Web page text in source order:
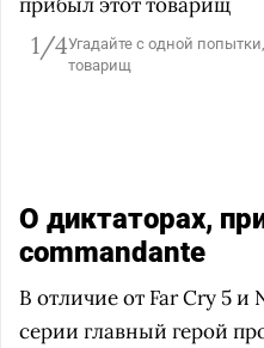
1/4Угадайте с одной
товарищ
О диктаторах,
commandante
В отличие от Far Cry 5 и
серии главный герой